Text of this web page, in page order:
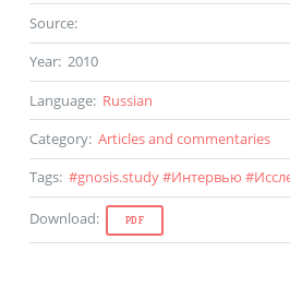
Source:
Year: 2010
Language: Russian
Category: Articles and commentaries
Tags: #gnosis.study#Интервью #
Download: PDF